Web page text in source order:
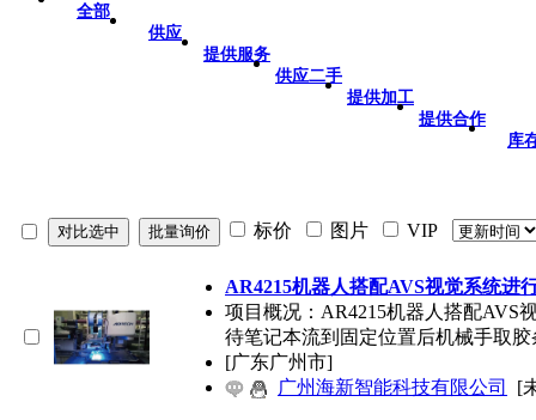
全部
供应
提供服务
供应二手
提供加工
提供合作
库
标价 图片 VIP
AR4215机器人搭配AVS视觉系统进
项目概况：AR4215机器人搭配AVS
待笔记本流到固定位置后机械手取胶
[广东广州市]
广州海新智能科技有限公司
[